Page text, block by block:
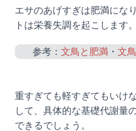
エサのあげすぎは肥満にな
トは栄養失調を起こします。
参考： 文鳥と肥満 ・ 文
重すぎても軽すぎてもいけ
して、具体的な基礎代謝量
できるでしょう。